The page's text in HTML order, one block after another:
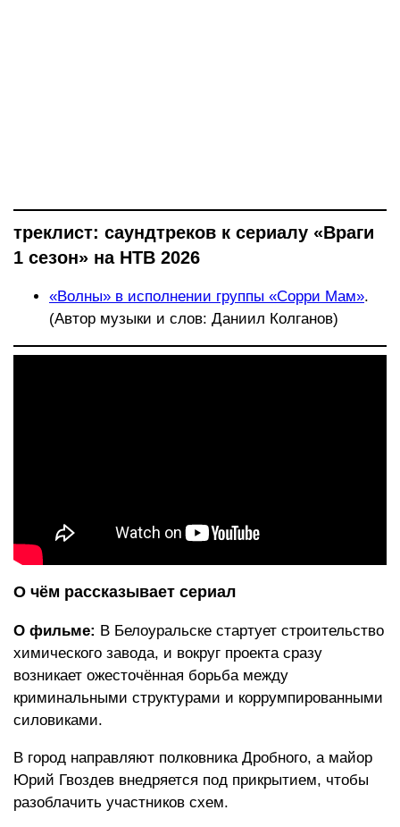
треклист: саундтреков к сериалу «Враги
1 сезон» на НТВ 2026
«Волны» в исполнении группы «Сорри Мам».
(Автор музыки и слов: Даниил Колганов)
О чём рассказывает сериал
О фильме: В Белоуральске стартует строительство
химического завода, и вокруг проекта сразу
возникает ожесточённая борьба между
криминальными структурами и коррумпированными
силовиками.
В город направляют полковника Дробного, а майор
Юрий Гвоздев внедряется под прикрытием, чтобы
разоблачить участников схем.